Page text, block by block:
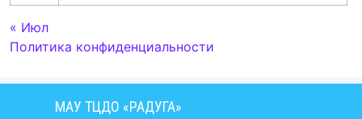
« Июл
Политика конфиденциальности
МАУ ТЦДО «РАДУГА»